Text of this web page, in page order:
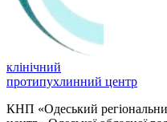
клінічний
протипухлинний центр
КНП «Одеський